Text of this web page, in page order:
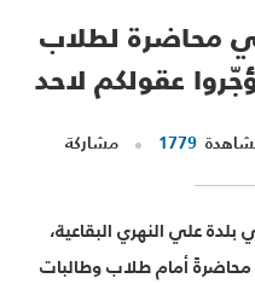
محاضرة لطلاب
عقولكم لاحد
1779 مشاركة
علي النهري البقاعية،
أمام طلاب وطالبات